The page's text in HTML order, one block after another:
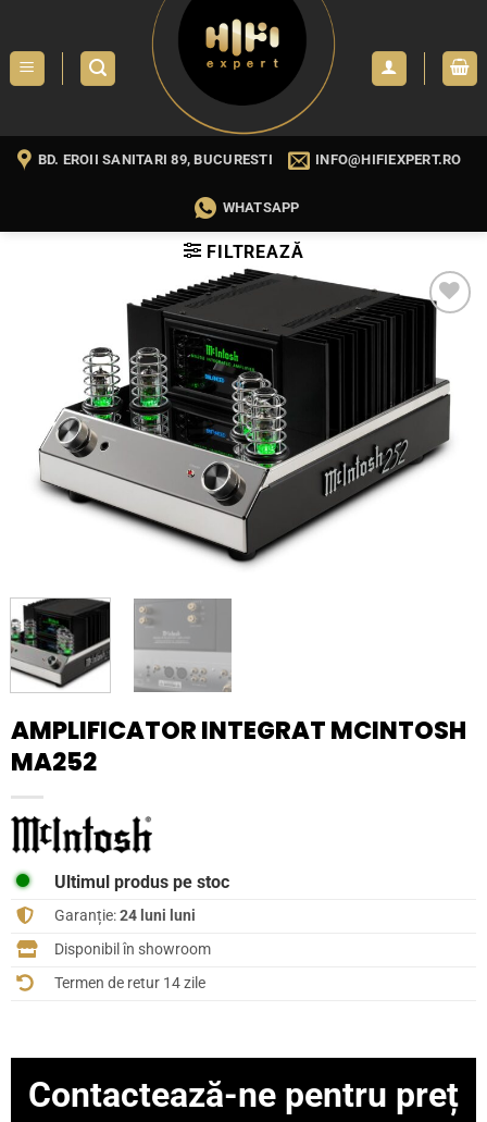
content
BD. EROII SANITARI 89, BUCURESTI INFO@HIFIEXPERT.RO
WHATSAPP
FILTREAZĂ
WISHLIST
AMPLIFICATOR INTEGRAT MCINTOSH
MA252
Ultimul produs pe stoc
Garanție:24 luni luni
Disponibil în showroom
Termen de retur 14 zile
Contactează-ne pentru preț